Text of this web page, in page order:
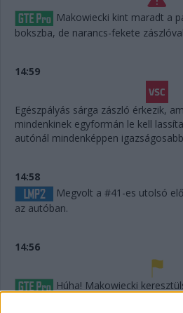
Makowiecki kint maradt a
bokszba, de narancs-fekete
14:59
Egészpályás sárga zászló érkezik,
mindenkinek egyformán le kell
autónál mindenképpen
14:58
Megvolt a #41-es utolsó
az autóban.
14:56
Húha! Makowiecki